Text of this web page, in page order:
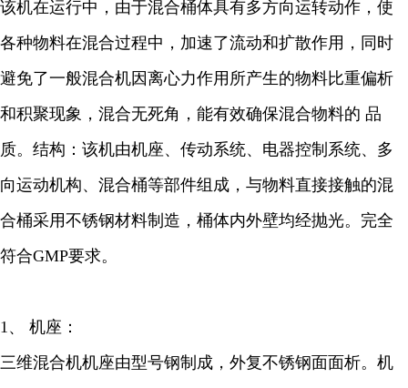
该机在运行中，由于混合桶体具有多方向运转动作，使
各种物料在混合过程中，加速了流动和扩散作用，同时
避免了一般混合机因离心力作用所产生的物料比重偏析
和积聚现象，混合无死角，能有效确保混合物料的 品
质。结构：该机由机座、传动系统、电器控制系统、多
向运动机构、混合桶等部件组成，与物料直接接触的混
合桶采用不锈钢材料制造，桶体内外壁均经抛光。完全
符合GMP要求。
1、 机座：
三维混合机机座由型号钢制成，外复不锈钢面面析。机